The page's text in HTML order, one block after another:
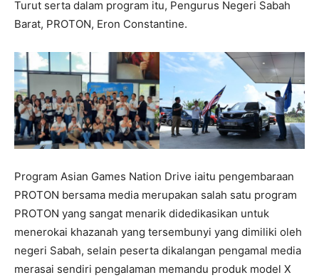
Turut serta dalam program itu, Pengurus Negeri Sabah
Barat, PROTON, Eron Constantine.
Program Asian Games Nation Drive iaitu pengembaraan
PROTON bersama media merupakan salah satu program
PROTON yang sangat menarik didedikasikan untuk
menerokai khazanah yang tersembunyi yang dimiliki oleh
negeri Sabah, selain peserta dikalangan pengamal media
merasai sendiri pengalaman memandu produk model X